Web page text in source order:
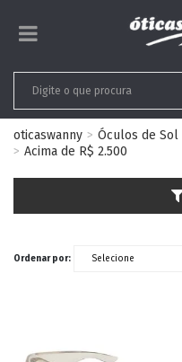
oticaswanny Óculos de Sol
Acima de R$ 2.500
Ordenar por: